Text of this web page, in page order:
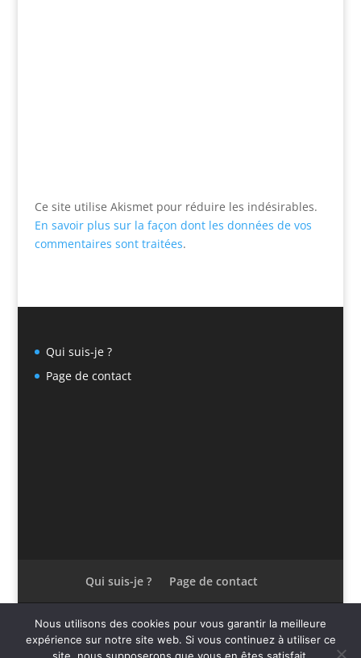
Ce site utilise Akismet pour réduire les indésirables.
En savoir plus sur la façon dont les données de vos
commentaires sont traitées.
Qui suis-je ?
Page de contact
Qui suis-je ? Page de contact
Design deElegant Themes| Propulsé par WordPress
Nous utilisons des cookies pour vous garantir la meilleure
expérience sur notre site web. Si vous continuez à utiliser ce